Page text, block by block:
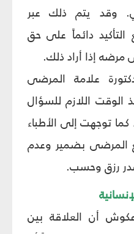
وقد يتم ذلك عبر
دائماً على حق
إذا أراد ذلك.
علامة المرضى
الوقت اللازم للسؤال
توجهت إلى الأطباء
المرضى بضمير وعدم
رزق وحسب.
أن العلاقة بين